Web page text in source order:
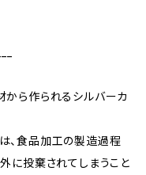
から作られるシルバーカ
、食品加工の製造過程
に投棄されてしまうこと